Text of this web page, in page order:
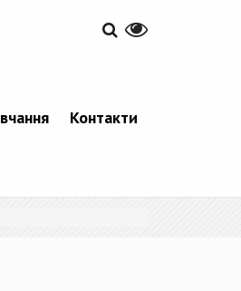
Контакти